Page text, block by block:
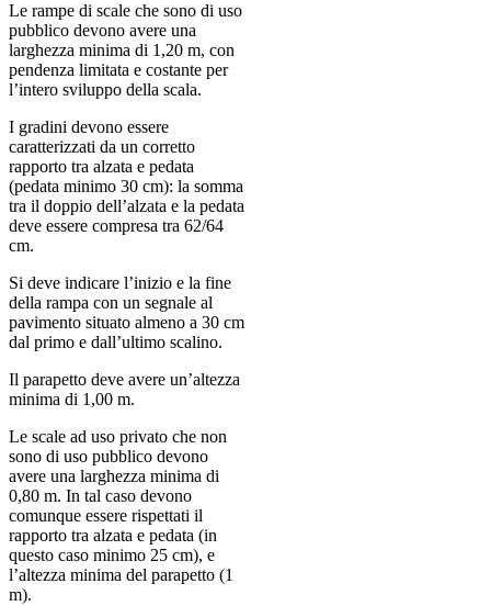
Le rampe di scale che sono di uso
pubblico devono avere una
larghezza minima di 1,20 m, con
pendenza limitata e costante per
l’intero sviluppo della scala.
I gradini devono essere
caratterizzati da un corretto
rapporto tra alzata e pedata
(pedata minimo 30 cm): la somma
tra il doppio dell’alzata e la pedata
deve essere compresa tra 62/64
cm.
Si deve indicare l’inizio e la fine
della rampa con un segnale al
pavimento situato almeno a 30 cm
dal primo e dall’ultimo scalino.
Il parapetto deve avere un’altezza
minima di 1,00 m.
Le scale ad uso privato che non
sono di uso pubblico devono
avere una larghezza minima di
0,80 m. In tal caso devono
comunque essere rispettati il
rapporto tra alzata e pedata (in
questo caso minimo 25 cm), e
l’altezza minima del parapetto (1
m).